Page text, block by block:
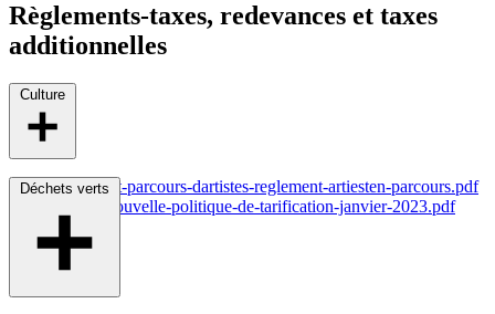
Règlements-taxes, redevances et taxes
additionnelles
Culture
reglement-parcours-dartistes-reglement-artiesten-parcours.pdf
culture-nouvelle-politique-de-tarification-janvier-2023.pdf
Déchets verts